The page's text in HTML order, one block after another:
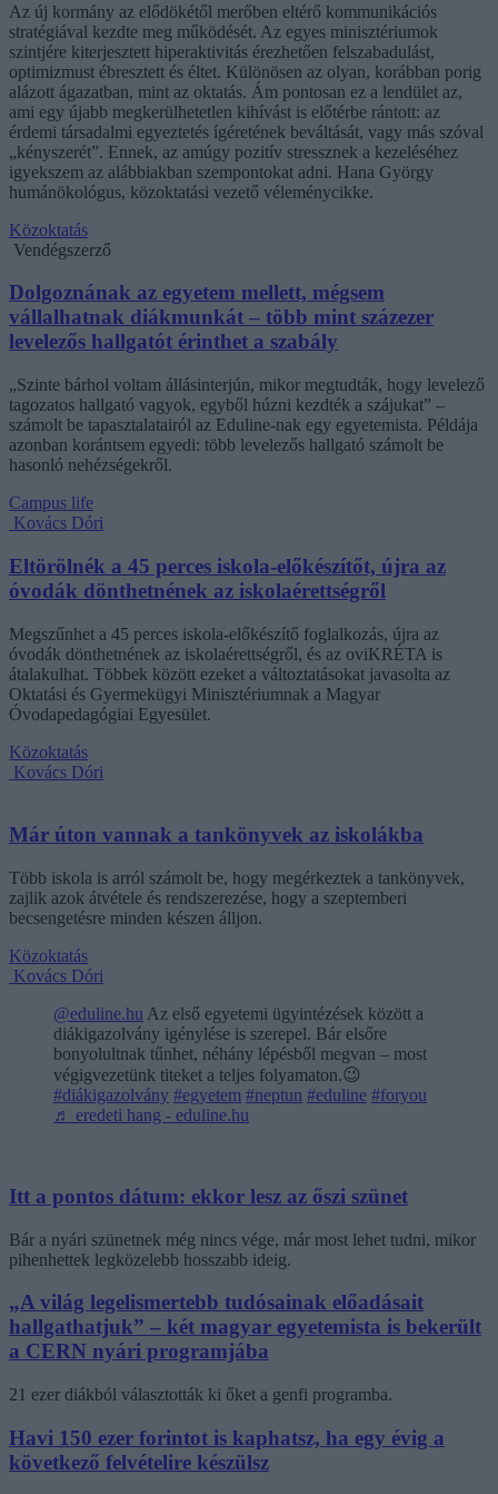
Az új kormány az elődökétől merőben eltérő kommunikációs
stratégiával kezdte meg működését. Az egyes minisztériumok
szintjére kiterjesztett hiperaktivitás érezhetően felszabadulást,
optimizmust ébresztett és éltet. Különösen az olyan, korábban porig
alázott ágazatban, mint az oktatás. Ám pontosan ez a lendület az,
ami egy újabb megkerülhetetlen kihívást is előtérbe rántott: az
érdemi társadalmi egyeztetés ígéretének beváltását, vagy más szóval
„kényszerét”. Ennek, az amúgy pozitív stressznek a kezeléséhez
igyekszem az alábbiakban szempontokat adni. Hana György
humánökológus, közoktatási vezető véleménycikke.
Közoktatás
Vendégszerző
Dolgoznának az egyetem mellett, mégsem
vállalhatnak diákmunkát – több mint százezer
levelezős hallgatót érinthet a szabály
„Szinte bárhol voltam állásinterjún, mikor megtudták, hogy levelező
tagozatos hallgató vagyok, egyből húzni kezdték a szájukat” –
számolt be tapasztalatairól az Eduline-nak egy egyetemista. Példája
azonban korántsem egyedi: több levelezős hallgató számolt be
hasonló nehézségekről.
Campus life
Kovács Dóri
Eltörölnék a 45 perces iskola-előkészítőt, újra az
óvodák dönthetnének az iskolaérettségről
Megszűnhet a 45 perces iskola-előkészítő foglalkozás, újra az
óvodák dönthetnének az iskolaérettségről, és az oviKRÉTA is
átalakulhat. Többek között ezeket a változtatásokat javasolta az
Oktatási és Gyermekügyi Minisztériumnak a Magyar
Óvodapedagógiai Egyesület.
Közoktatás
Kovács Dóri
Már úton vannak a tankönyvek az iskolákba
Több iskola is arról számolt be, hogy megérkeztek a tankönyvek,
zajlik azok átvétele és rendszerezése, hogy a szeptemberi
becsengetésre minden készen álljon.
Közoktatás
Kovács Dóri
@eduline.hu Az első egyetemi ügyintézések között a
diákigazolvány igénylése is szerepel. Bár elsőre
bonyolultnak tűnhet, néhány lépésből megvan – most
végigvezetünk titeket a teljes folyamaton.😉
#diákigazolvány #egyetem #neptun #eduline #foryou
♬ eredeti hang - eduline.hu
Itt a pontos dátum: ekkor lesz az őszi szünet
Bár a nyári szünetnek még nincs vége, már most lehet tudni, mikor
pihenhettek legközelebb hosszabb ideig.
„A világ legelismertebb tudósainak előadásait
hallgathatjuk” – két magyar egyetemista is bekerült
a CERN nyári programjába
21 ezer diákból választották ki őket a genfi programba.
Havi 150 ezer forintot is kaphatsz, ha egy évig a
következő felvételire készülsz